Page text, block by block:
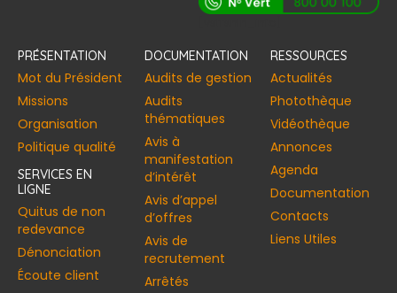
PRÉSENTATION
Mot du Président
Missions
Organisation
Politique qualité
SERVICES EN
LIGNE
Quitus de non
redevance
Dénonciation
Écoute client
DOCUMENTATION
Audits de gestion
Audits
thématiques
Avis à
manifestation
d’intérêt
Avis d’appel
d’offres
Avis de
recrutement
Arrêtés
RESSOURCES
Actualités
Photothèque
Vidéothèque
Annonces​
Agenda
Documentation
Contacts
Liens Utiles